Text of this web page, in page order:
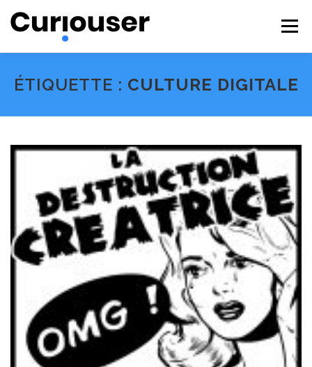
contenu
Menu
NOS EXPERTISES FORMATIONS CURIOUSER
ÉTIQUETTE : CULTURE DIGITALE